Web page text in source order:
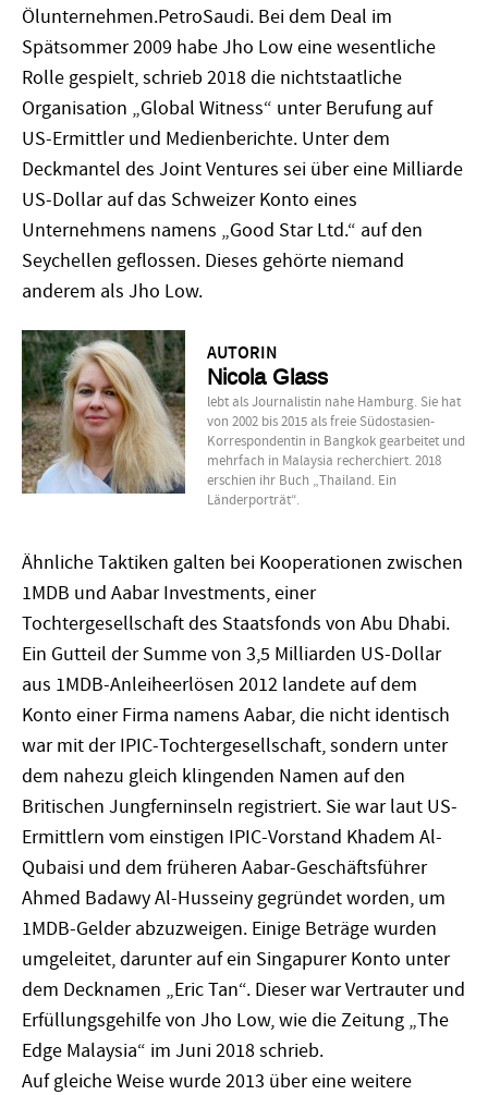
Ölunternehmen.PetroSaudi. Bei dem Deal im
Spätsommer 2009 habe Jho Low eine wesentliche
Rolle gespielt, schrieb 2018 die nichtstaatliche
Organisation „Global Witness“ unter Berufung auf
US-Ermittler und Medienberichte. Unter dem
Deckmantel des Joint Ventures sei über eine Milliarde
US-Dollar auf das Schweizer Konto eines
Unternehmens namens „Good Star Ltd.“ auf den
Seychellen geflossen. Dieses gehörte niemand
anderem als Jho Low.
AUTORIN
Nicola Glass
lebt als Journalistin nahe Hamburg. Sie hat
von 2002 bis 2015 als freie Südostasien-
Korrespondentin in Bangkok gearbeitet und
mehrfach in Malaysia recherchiert. 2018
erschien ihr Buch „Thailand. Ein
Länderporträt“.
Ähnliche Taktiken galten bei Kooperationen zwischen
1MDB und Aabar Investments, einer
Tochtergesellschaft des Staatsfonds von Abu Dhabi.
Ein Gutteil der Summe von 3,5 Milliarden US-Dollar
aus 1MDB-­Anleiheerlösen 2012 landete auf dem
Konto einer Firma namens Aabar, die nicht identisch
war mit der IPIC-Tochtergesellschaft, sondern unter
dem nahezu gleich klingenden Namen auf den
Britischen Jungferninseln registriert. Sie war laut US-
Ermittlern vom einstigen IPIC-Vorstand Khadem Al-
Qubaisi und dem früheren Aabar-Geschäftsführer
Ahmed Badawy Al-Husseiny gegründet worden, um
1MDB-Gelder abzuzweigen. Einige Beträge wurden
umgeleitet, darunter auf ein Singapurer Konto unter
dem Decknamen „Eric Tan“. Dieser war Vertrauter und
Erfüllungsgehilfe von Jho Low, wie die Zeitung „The
Edge Malaysia“ im Juni 2018 schrieb.
Auf gleiche Weise wurde 2013 über eine weitere